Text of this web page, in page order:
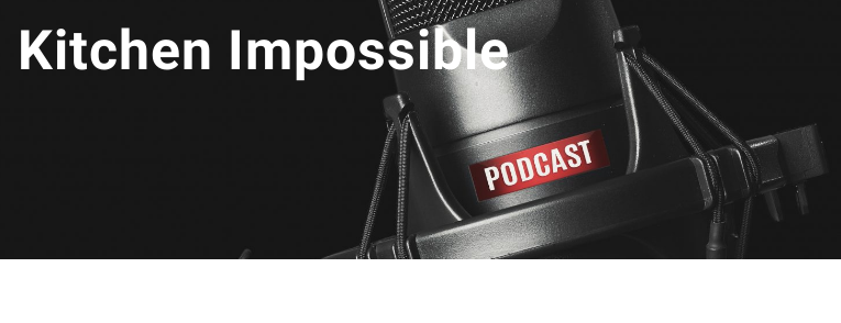
Kitchen Impossible